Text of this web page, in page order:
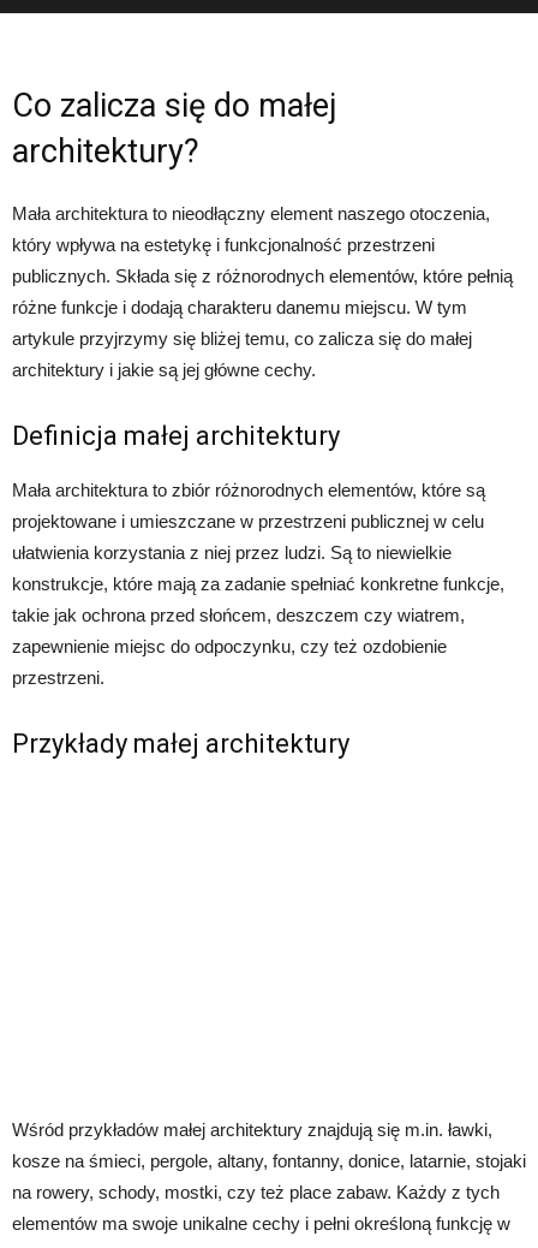
Co zalicza się do małej
architektury?
Mała architektura to nieodłączny element naszego otoczenia,
który wpływa na estetykę i funkcjonalność przestrzeni
publicznych. Składa się z różnorodnych elementów, które pełnią
różne funkcje i dodają charakteru danemu miejscu. W tym
artykule przyjrzymy się bliżej temu, co zalicza się do małej
architektury i jakie są jej główne cechy.
Definicja małej architektury
Mała architektura to zbiór różnorodnych elementów, które są
projektowane i umieszczane w przestrzeni publicznej w celu
ułatwienia korzystania z niej przez ludzi. Są to niewielkie
konstrukcje, które mają za zadanie spełniać konkretne funkcje,
takie jak ochrona przed słońcem, deszczem czy wiatrem,
zapewnienie miejsc do odpoczynku, czy też ozdobienie
przestrzeni.
Przykłady małej architektury
Wśród przykładów małej architektury znajdują się m.in. ławki,
kosze na śmieci, pergole, altany, fontanny, donice, latarnie, stojaki
na rowery, schody, mostki, czy też place zabaw. Każdy z tych
elementów ma swoje unikalne cechy i pełni określoną funkcję w